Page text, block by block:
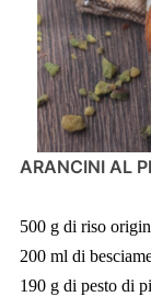
ARANCINI AL
500 g di riso
200 ml di
190 g di pesto di